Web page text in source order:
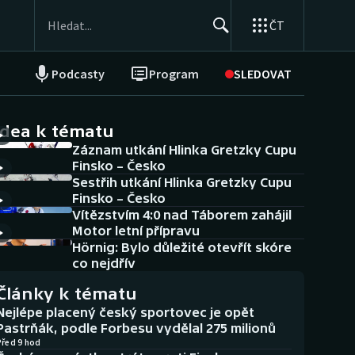
ČT
Podcasty Program SLEDOVAT
NEPŘEHLÉDNĚTE
Historické návraty
Aplikace ČT sport
AZ kvíz
k tématu
Záznam utkání Hlinka Gretzky Cupu
Finsko – Česko
Sestřih utkání Hlinka Gretzky Cupu
Finsko – Česko
Vítězstvím 4:0 nad Táborem zahájil
Motor letní přípravu
Hörnig: Bylo důležité otevřít skóre
co nejdřív
k tématu
placený český sportovec je opět
podle Forbesu vydělal 275 milionů
9 hod